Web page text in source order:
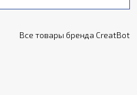
Все товары бренда CreatBot